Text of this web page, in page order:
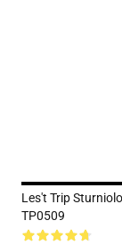
Les't Trip
TP0509